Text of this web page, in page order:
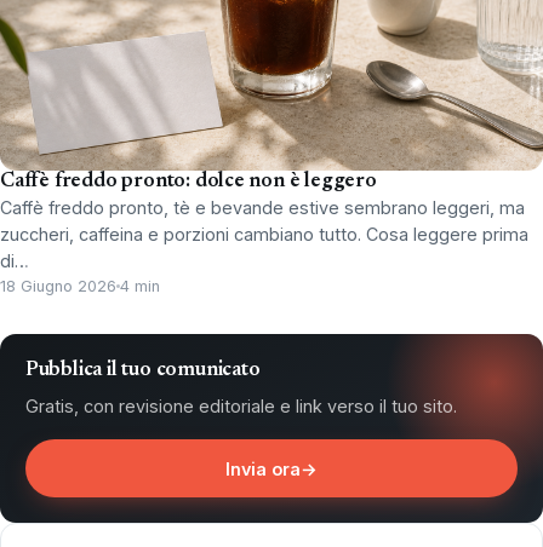
Caffè freddo pronto: dolce non è leggero
Caffè freddo pronto, tè e bevande estive sembrano leggeri, ma
zuccheri, caffeina e porzioni cambiano tutto. Cosa leggere prima
di…
18 Giugno 2026 4 min
Pubblica il tuo comunicato
Gratis, con revisione editoriale e link verso il tuo sito.
Invia ora→